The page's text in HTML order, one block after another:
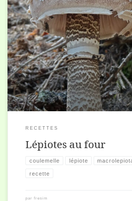
6 grandes lépiotes (coulemelles), dont le
complètement étalé. 30 g. de beurre ou 6
poivre, 2 gousses […]
RECETTES
Lépiotes au four
coulemelle lépiote
recette
par fresim